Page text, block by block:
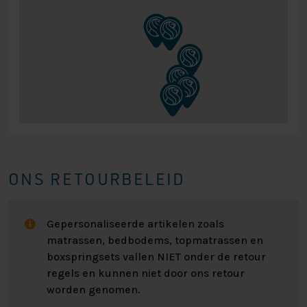
ONS RETOURBELEID
Gepersonaliseerde artikelen zoals
matrassen, bedbodems, topmatrassen en
boxspringsets vallen NIET onder de retour
regels en kunnen niet door ons retour
worden genomen.